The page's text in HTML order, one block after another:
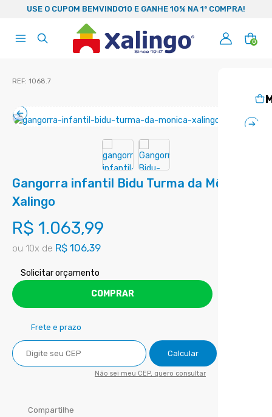
USE O CUPOM BEMVINDO10 E GANHE 10% NA 1ª COMPRA!
0
REF: 1068.7
Gangorra infantil Bidu Turma da Mônica
Xalingo
R$ 1.063,99
ou 10x de R$ 106,39
Solicitar orçamento
COMPRAR
Frete e prazo
Calcular
Não sei meu CEP, quero consultar
Compartilhe